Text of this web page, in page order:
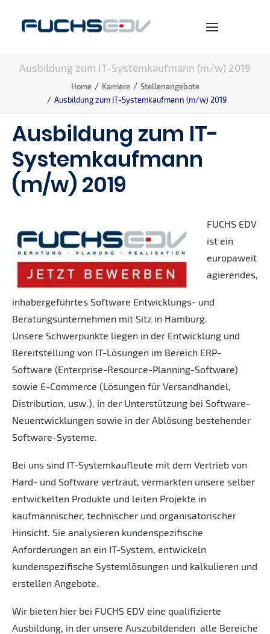
WARENWIRTSCHAFT
BERATUNG
NEWS
UNTERNEHMEN
KARRIERE
SEARCH
Ausbildung zum IT-Systemkaufmann (m/w) 2019
Home Karriere
Stellenangebote
Ausbildung zum IT-Systemkaufmann (m/w) 2019
Ausbildung zum IT-
Systemkaufmann
(m/w) 2019
FUCHS EDV
ist ein
europaweit
agierendes,
inhabergeführtes Software Entwicklungs- und
Beratungsunternehmen mit Sitz in Hamburg.
Unsere Schwerpunkte liegen in der Entwicklung und
Bereitstellung von IT-Lösungen im Bereich ERP-
Software (Enterprise-Resource-Planning-Software)
sowie E-Commerce (Lösungen für Versandhandel,
Distribution, usw.), in der Unterstützung bei Software-
Neuentwicklungen sowie in der Ablösung bestehender
Software-Systeme.
Bei uns sind IT-Systemkaufleute mit dem Vertrieb von
Hard- und Software vertraut, vermarkten unsere selber
entwickelten Produkte und leiten Projekte in
kaufmännischer, technischer und organisatorischer
Hinsicht. Sie analysieren kundenspezifische
Anforderungen an ein IT-System, entwickeln
kundenspezifische Systemlösungen und kalkulieren und
erstellen Angebote.
Wir bieten hier bei FUCHS EDV eine qualifizierte
Ausbildung, in der unsere Auszubildenden alle Bereiche